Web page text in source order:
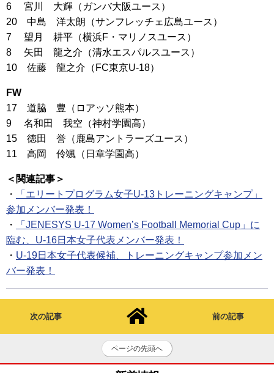
6 宮川 大輝（ガンバ大阪ユース）
20 中島 洋太朗（サンフレッチェ広島ユース）
7 望月 耕平（横浜F・マリノスユース）
8 矢田 龍之介（清水エスパルスユース）
10 佐藤 龍之介（FC東京U-18）
FW
17 道脇 豊（ロアッソ熊本）
9 名和田 我空（神村学園高）
15 徳田 誉（鹿島アントラーズユース）
11 高岡 伶颯（日章学園高）
＜関連記事＞
・
「エリートプログラム女子U-13トレーニングキャンプ」
参加メンバー発表！
・
「JENESYS U-17 Women’s Football Memorial Cup」に
臨む、U-16日本女子代表メンバー発表！
・ U-19日本女子代表候補、トレーニングキャンプ参加メン
バー発表！
次の記事 前の記事
ページの先頭へ